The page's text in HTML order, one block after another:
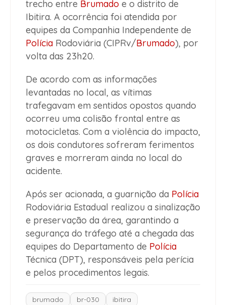
trecho entre Brumado e o distrito de
Ibitira. A ocorrência foi atendida por
equipes da Companhia Independente de
Polícia Rodoviária (CIPRv/Brumado), por
volta das 23h20.
De acordo com as informações
levantadas no local, as vítimas
trafegavam em sentidos opostos quando
ocorreu uma colisão frontal entre as
motocicletas. Com a violência do impacto,
os dois condutores sofreram ferimentos
graves e morreram ainda no local do
acidente.
Após ser acionada, a guarnição da Polícia
Rodoviária Estadual realizou a sinalização
e preservação da área, garantindo a
segurança do tráfego até a chegada das
equipes do Departamento de Polícia
Técnica (DPT), responsáveis pela perícia
e pelos procedimentos legais.
brumado br-030
ibitira